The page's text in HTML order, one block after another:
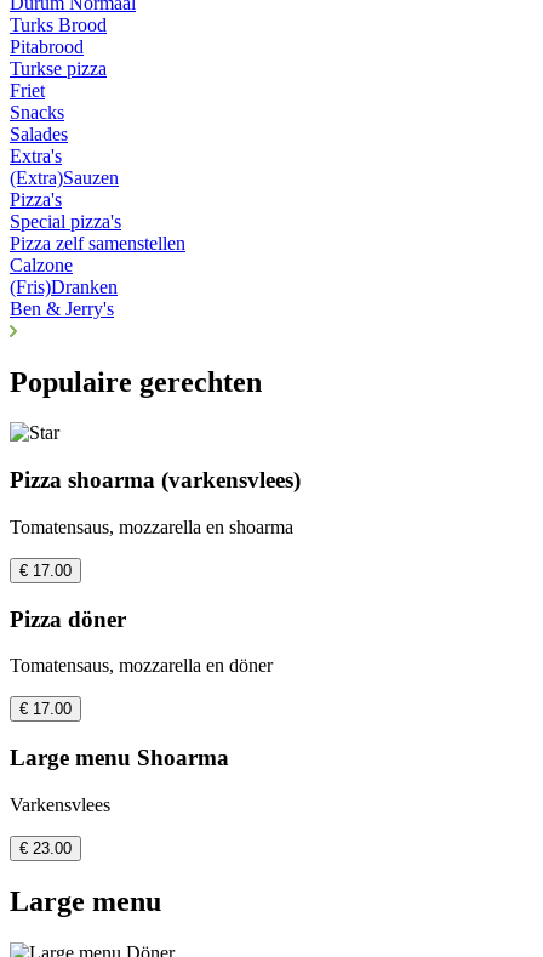
Turks Brood
Pitabrood
Turkse pizza
Friet
Snacks
Salades
Extra's
(Extra)Sauzen
Pizza's
Special pizza's
Pizza zelf samenstellen
Calzone
(Fris)Dranken
Ben & Jerry's
Populaire gerechten
Pizza shoarma (varkensvlees)
Tomatensaus, mozzarella en shoarma
€ 17.00
Pizza döner
Tomatensaus, mozzarella en döner
€ 17.00
Large menu Shoarma
Varkensvlees
€ 23.00
Large menu